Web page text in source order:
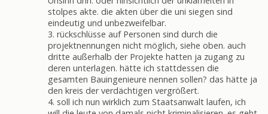
stolpes akte. die akten über die uni siegen sind
eindeutig und unbezweifelbar.
3. rückschlüsse auf Personen sind durch die
projektnennungen nicht möglich, siehe oben. auch
dritte außerhalb der Projekte hatten ja zugang zu
deren unterlagen. hätte ich stattdessen die
gesamten Bauingenieure nennen sollen? das hätte ja
den kreis der verdächtigen vergrößert.
4. soll ich nun wirklich zum Staatsanwalt laufen, ich